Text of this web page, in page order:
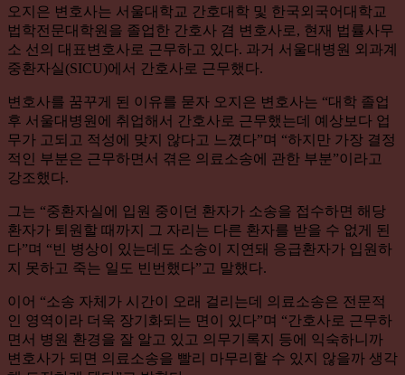
오지은 변호사는 서울대학교 간호대학 및 한국외국어대학교
법학전문대학원을 졸업한 간호사 겸 변호사로, 현재 법률사무
소 선의 대표변호사로 근무하고 있다. 과거 서울대병원 외과계
중환자실(SICU)에서 간호사로 근무했다.
변호사를 꿈꾸게 된 이유를 묻자 오지은 변호사는 “대학 졸업
후 서울대병원에 취업해서 간호사로 근무했는데 예상보다 업
무가 고되고 적성에 맞지 않다고 느꼈다”며 “하지만 가장 결정
적인 부분은 근무하면서 겪은 의료소송에 관한 부분”이라고
강조했다.
그는 “중환자실에 입원 중이던 환자가 소송을 접수하면 해당
환자가 퇴원할 때까지 그 자리는 다른 환자를 받을 수 없게 된
다”며 “빈 병상이 있는데도 소송이 지연돼 응급환자가 입원하
지 못하고 죽는 일도 빈번했다”고 말했다.
이어 “소송 자체가 시간이 오래 걸리는데 의료소송은 전문적
인 영역이라 더욱 장기화되는 면이 있다”며 “간호사로 근무하
면서 병원 환경을 잘 알고 있고 의무기록지 등에 익숙하니까
변호사가 되면 의료소송을 빨리 마무리할 수 있지 않을까 생각